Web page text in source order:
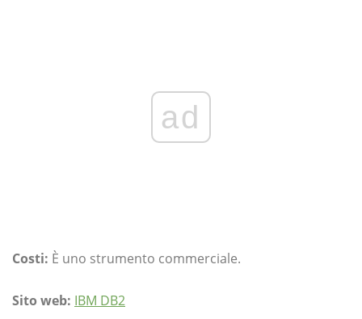
ad
Costi: È uno strumento commerciale.
Sito web: IBM DB2